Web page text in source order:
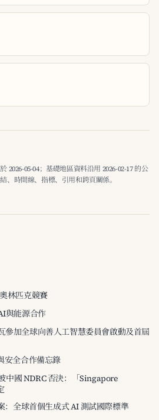
2026-05-04；基礎地區資料沿用 2026-02-17 的公
、時間線、指標、引用和跨頁關係。
林匹克競賽
與能源合作
參加全球向善人工智慧委員會啟動及首屆
安全合作備忘錄
中國 NDRC 否決：「Singapore
：全球首個生成式 AI 測試國際標準